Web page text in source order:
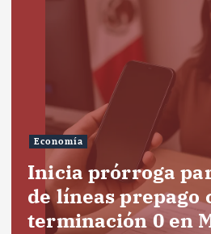
Economía
Inicia prórroga
de líneas prepago
terminación 0 en